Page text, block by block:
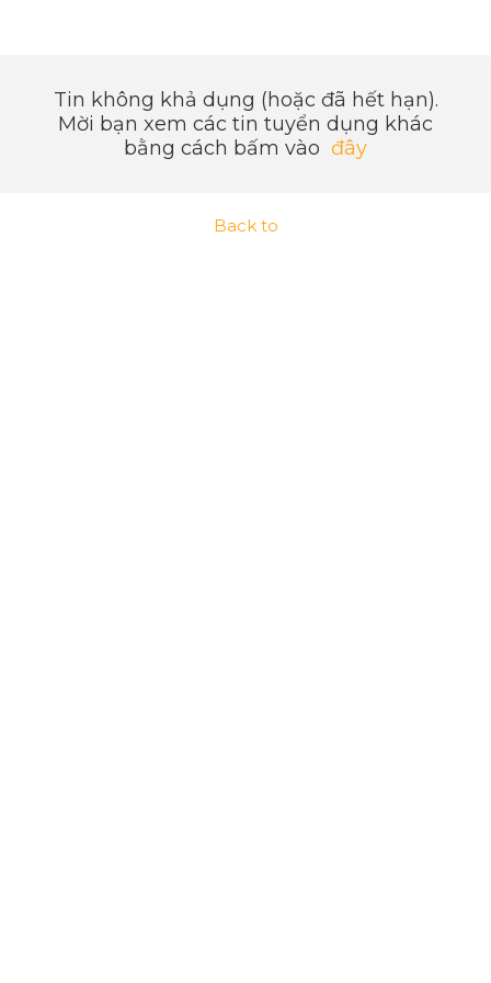
Tin không khả dụng (hoặc đã hết hạn).
Mời bạn xem các tin tuyển dụng khác
bằng cách bấm vào đây
Back to